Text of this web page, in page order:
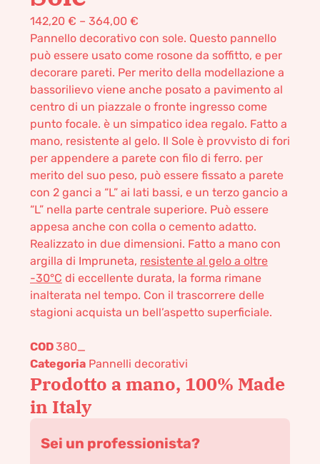
142,20 € – 364,00 €
Pannello decorativo con sole. Questo pannello
può essere usato come rosone da soffitto, e per
decorare pareti. Per merito della modellazione a
bassorilievo viene anche posato a pavimento al
centro di un piazzale o fronte ingresso come
punto focale. è un simpatico idea regalo. Fatto a
mano, resistente al gelo. Il Sole è provvisto di fori
per appendere a parete con filo di ferro. per
merito del suo peso, può essere fissato a parete
con 2 ganci a “L” ai lati bassi, e un terzo gancio a
“L” nella parte centrale superiore. Può essere
appesa anche con colla o cemento adatto.
Realizzato in due dimensioni. Fatto a mano con
argilla di Impruneta, resistente al gelo a oltre
-30°C di eccellente durata, la forma rimane
inalterata nel tempo. Con il trascorrere delle
stagioni acquista un bell’aspetto superficiale.
COD380_
Categoria Pannelli decorativi
Prodotto a mano, 100% Made
in Italy
Sei un professionista?